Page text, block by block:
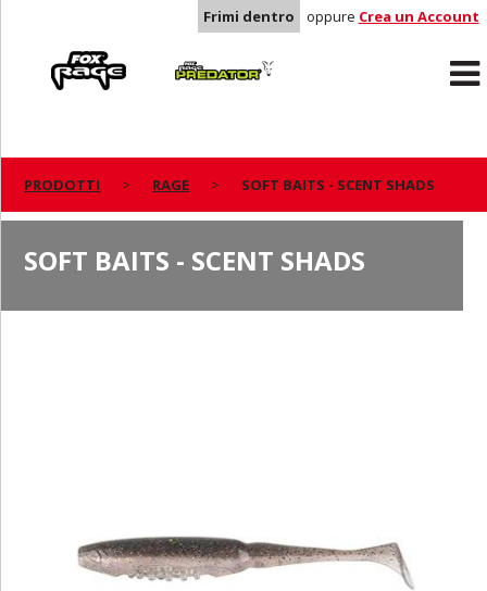
Frimi dentro oppure Crea un Account
Predator
PRODOTTI RAGE SOFT BAITS - SCENT SHADS
SOFT BAITS - SCENT SHADS